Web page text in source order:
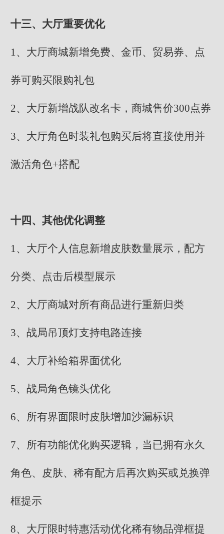
十三、大厅重要优化
1、大厅商城新增免费、金币、贸易券、点
券可购买限购礼包
2、大厅新增战队改名卡，商城售价300点券
3、大厅角色时装礼包购买后将直接使用并
激活角色+搭配
十四、其他优化调整
1、大厅个人信息新增皮肤数量展示，配方
分类、点击后模型展示
2、大厅商城对所有商品进行重新归类
3、战局吊顶灯支持电路连接
4、大厅补给箱界面优化
5、战局角色镜头优化
6、所有界面限时皮肤增加沙漏标识
7、所有功能优化购买逻辑，当已拥有永久
角色、皮肤、稀有配方后再次购买或兑换弹
框提示
8、大厅限时特惠活动优化稀有物品弹框提